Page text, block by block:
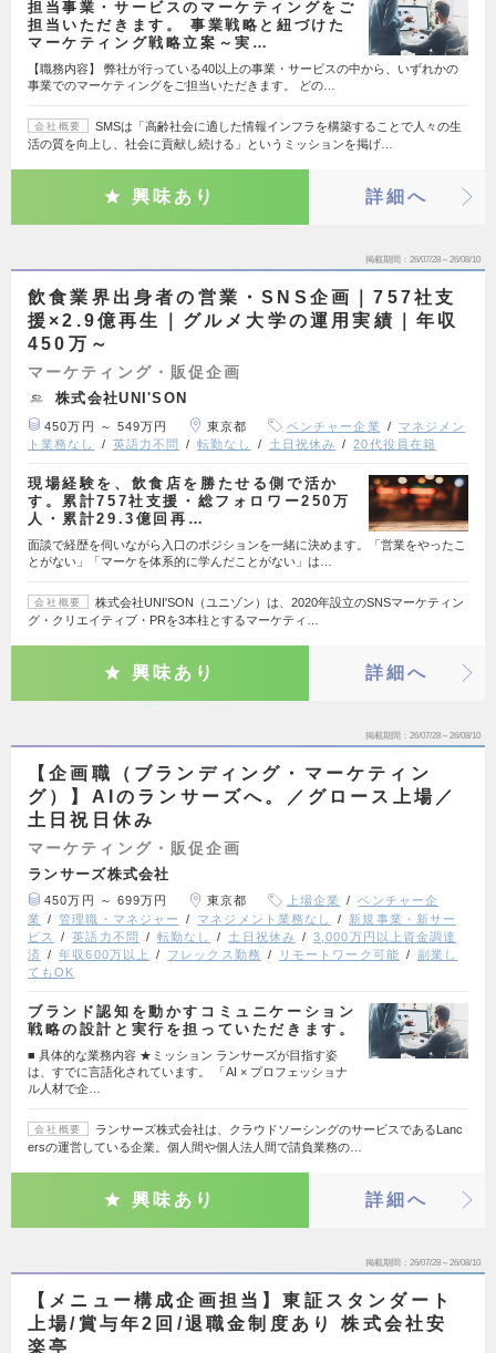
担当事業・サービスのマーケティングをご
担当いただきます。 事業戦略と紐づけた
マーケティング戦略立案～実…
【職務内容】 弊社が行っている40以上の事業・サービスの中から、いずれかの
事業でのマーケティングをご担当いただきます。 どの…
会社概要
SMSは「高齢社会に適した情報インフラを構築することで人々の生
活の質を向上し、社会に貢献し続ける」というミッションを掲げ…
興味あり 詳細へ
掲載期間 26/07/28～26/08/10
飲食業界出身者の営業・SNS企画｜757社支
援×2.9億再生｜グルメ大学の運用実績｜年収
450万～
マーケティング・販促企画
株式会社UNI'SON
450万円 ～ 549万円 東京都 ベンチャー企業
マネジメン
ト業務なし
英語力不問 転勤なし 土日祝休み 20代役員在籍
現場経験を、飲食店を勝たせる側で活か
す。累計757社支援・総フォロワー250万
人・累計29.3億回再…
面談で経歴を伺いながら入口のポジションを一緒に決めます。「営業をやったこ
とがない」「マーケを体系的に学んだことがない」は…
会社概要
株式会社UNI'SON（ユニゾン）は、2020年設立のSNSマーケティン
グ・クリエイティブ・PRを3本柱とするマーケティ…
興味あり 詳細へ
掲載期間 26/07/28～26/08/10
【企画職（ブランディング・マーケティン
グ）】AIのランサーズへ。／グロース上場／
土日祝日休み
マーケティング・販促企画
ランサーズ株式会社
450万円 ～ 699万円 東京都 上場企業
ベンチャー企
業
管理職・マネジャー マネジメント業務なし
新規事業・新サー
ビス
英語力不問 転勤なし 土日祝休み
3,000万円以上資金調達
済
年収600万以上 フレックス勤務 リモートワーク可能
副業し
てもOK
ブランド認知を動かすコミュニケーション
戦略の設計と実行を担っていただきます。
■ 具体的な業務内容 ★ミッション ランサーズが目指す姿
は、すでに言語化されています。 「AI × プロフェッショナ
ル人材で企…
会社概要
ランサーズ株式会社は、クラウドソーシングのサービスであるLanc
ersの運営している企業。個人間や個人法人間で請負業務の…
興味あり 詳細へ
掲載期間 26/07/28～26/08/10
【メニュー構成企画担当】東証スタンダート
上場/賞与年2回/退職金制度あり 株式会社安
楽亭